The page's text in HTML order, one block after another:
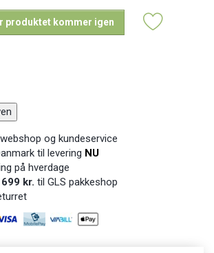
produktet kommer igen
og kundeservice
til levering NU
på hverdage
699 kr. til GLS pakkeshop